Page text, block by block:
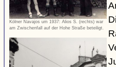
Kölner Navajos um 1937: Alios S. (rechts) war
am Zwischenfall auf der Hohe Straße beteiligt.